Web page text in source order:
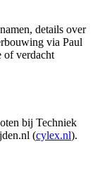
details over
via Paul
of verdacht
bij Techniek
(cylex.nl).